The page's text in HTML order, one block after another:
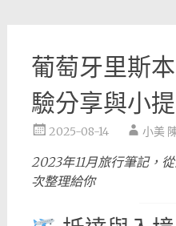
葡萄牙里斯
驗分享與小
2025-08-14 小美
2023年11月旅行筆記，
次整理給你